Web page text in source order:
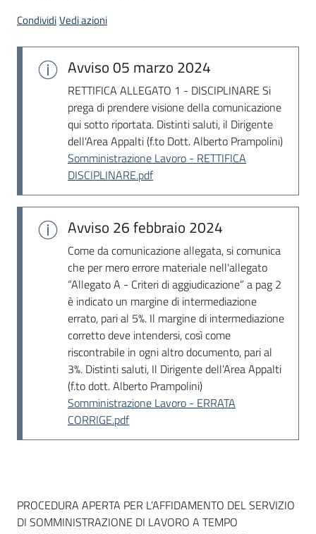
CondividiVedi azioni
Avviso05 marzo 2024
RETTIFICA ALLEGATO 1 - DISCIPLINARE Si
prega di prendere visione della comunicazione
qui sotto riportata. Distinti saluti, il Dirigente
dell'Area Appalti (f.to Dott. Alberto Prampolini)
Somministrazione Lavoro - RETTIFICA
DISCIPLINARE.pdf
Avviso 26 febbraio 2024
Come da comunicazione allegata, si comunica
che per mero errore materiale nell'allegato
“Allegato A - Criteri di aggiudicazione” a pag 2
è indicato un margine di intermediazione
errato, pari al 5%. Il margine di intermediazione
corretto deve intendersi, così come
riscontrabile in ogni altro documento, pari al
3%. Distinti saluti, Il Dirigente dell’Area Appalti
(f.to dott. Alberto Prampolini)
Somministrazione Lavoro - ERRATA
CORRIGE.pdf
Dati del bando
PROCEDURA APERTA PER L’AFFIDAMENTO DEL SERVIZIO
DI SOMMINISTRAZIONE DI LAVORO A TEMPO